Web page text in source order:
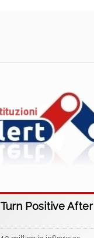
Positive After